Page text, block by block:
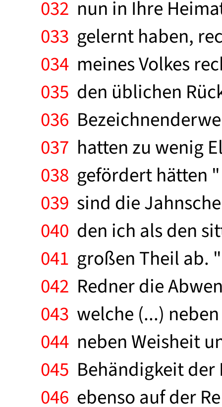
032 nun in Ihre
033 gelernt haben,
034 meines Volkes
035 den üblichen
036
037 hatten zu wenig
038 gefördert hätten
039 sind die
040 den ich als den
041 großen Theil ab.
042 Redner die
043 welche (...)
044 neben Weisheit
045 Behändigkeit der
046 ebenso auf der